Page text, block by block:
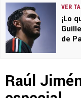
VER
¡Lo
de
Raúl